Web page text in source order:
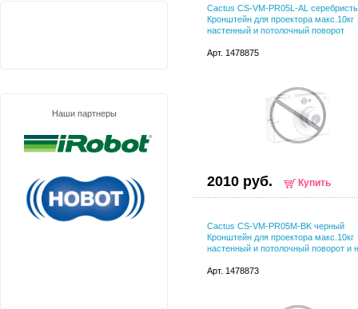
Cactus CS-VM-PR05L-AL
Кронштейн для проектора макс.10кг
настенный и потолочный поворот
Арт. 1478875
2010 руб. Купить
Cactus CS-VM-PR05M-BK черный
Кронштейн для проектора макс.10кг
настенный и потолочный поворот и
Арт. 1478873
Наши партнеры